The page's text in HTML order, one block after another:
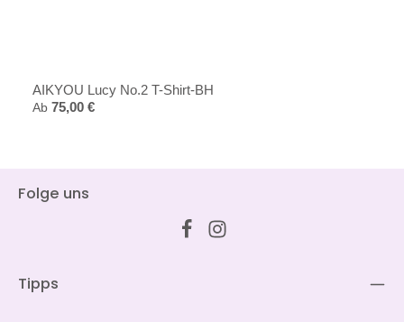
AIKYOU Lucy No.2 T-Shirt-BH
Regulärer Preis:
Ab 75,00 €
Folge uns
Tipps